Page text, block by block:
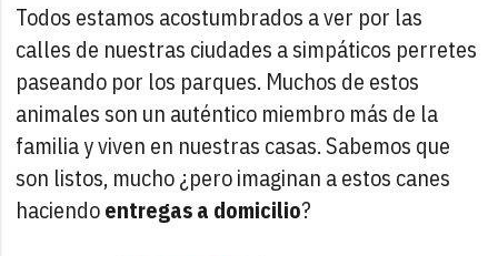
Todos estamos acostumbrados a ver por las
calles de nuestras ciudades a simpáticos perretes
paseando por los parques. Muchos de estos
animales son un auténtico miembro más de la
familia y viven en nuestras casas. Sabemos que
son listos, mucho ¿pero imaginan a estos canes
haciendoentregas a domicilio?